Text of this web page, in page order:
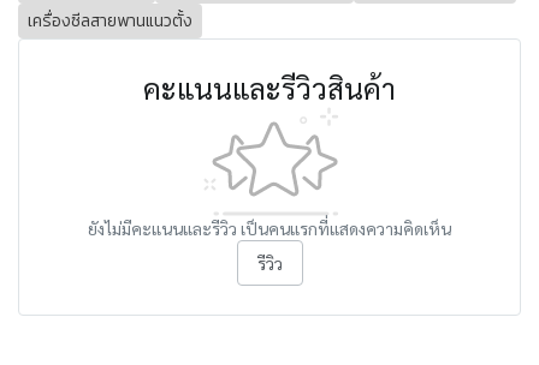
เครื่องซีลสายพานแนวตั้ง
คะแนนและรีวิวสินค้า
ยังไม่มีคะแนนและรีวิว เป็นคนแรกที่แสดงความคิดเห็น
รีวิว